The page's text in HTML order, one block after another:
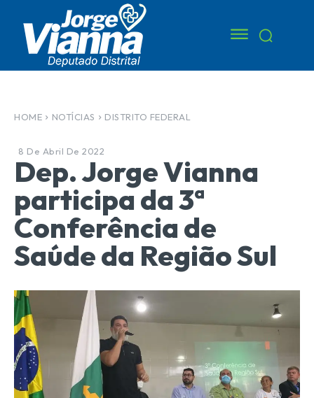
HOME NOTÍCIAS DISTRITO FEDERAL
8 De Abril De 2022
Dep. Jorge Vianna
participa da 3ª
Conferência de
Saúde da Região Sul